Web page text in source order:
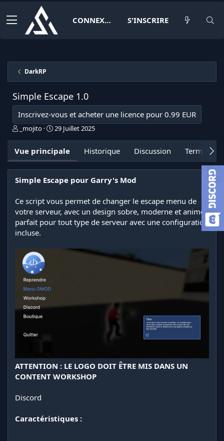
CONNEXION S'INSCRIRE
DarkRP
Simple Escape 1.0
Inscrivez-vous et acheter une licence pour 0.99 EUR
e
u
_mojito
D
e
d
c
é
a
i
29 Juillet 2025
Vue principale Historique Discussion Termes et
Simple Escape pour Garry's Mod
Ce script vous permet de changer le escape menu de
votre serveur, avec un design sobre, moderne et animé
parfait pour tout type de serveur avec une configuration
incluse.
ATTENTION : LE LOGO DOIT ÊTRE MIS DANS UN
CONTENT WORKSHOP
Discord
Caractéristiques :